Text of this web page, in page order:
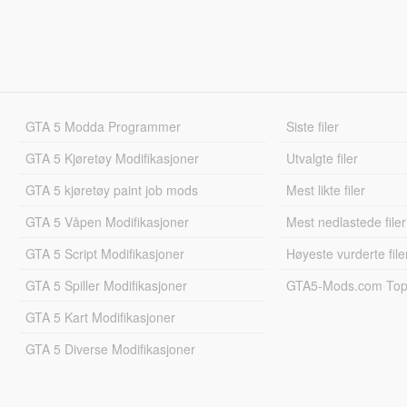
GTA 5 Modda Programmer
GTA 5 Kjøretøy Modifikasjoner
GTA 5 kjøretøy paint job mods
GTA 5 Våpen Modifikasjoner
GTA 5 Script Modifikasjoner
GTA 5 Spiller Modifikasjoner
GTA 5 Kart Modifikasjoner
GTA 5 Diverse Modifikasjoner
Siste filer
Utvalgte filer
Mest likte filer
Mest nedlastede filer
Høyeste vurderte
GTA5-Mods.com